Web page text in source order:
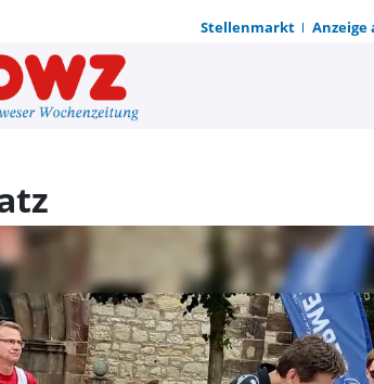
Stellenmarkt Anzeige
Biathlon auf